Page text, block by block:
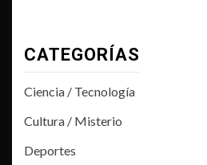
CATEGORÍAS
Ciencia / Tecnología
Cultura / Misterio
Deportes